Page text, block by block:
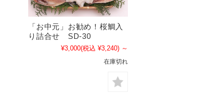
「お中元」お勧め！桜鯛入
り詰合せ SD-30
¥3,000(税込 ¥3,240) ～
在庫切れ